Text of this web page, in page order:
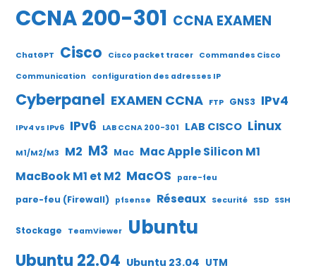
CCNA 200-301 CCNA EXAMEN
ChatGPT Cisco Cisco packet tracer Commandes Cisco
Communication
configuration des adresses IP
Cyberpanel EXAMEN CCNA FTP GNS3 IPv4
IPv4 vs IPv6 IPv6 LAB CCNA 200-301 LAB CISCO Linux
M1/M2/M3 M2 M3 Mac Mac Apple Silicon M1
MacBook M1 et M2 MacOS pare-feu
pare-feu (Firewall) pfsense Réseaux Securité SSD SSH
Stockage TeamViewer Ubuntu
Ubuntu 22.04 Ubuntu 23.04 UTM